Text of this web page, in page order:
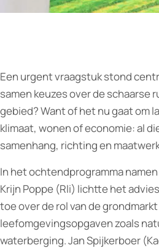
Een urgent vraagstuk stond
samen keuzes over de schaarse
gebied? Want of het nu gaat om
klimaat, wonen of economie: al
samenhang, richting en
In het ochtendprogramma
Krijn Poppe (Rli) lichtte het advies
toe over de rol van de
leefomgevingsopgaven zoals
waterberging. Jan Spijkerboer